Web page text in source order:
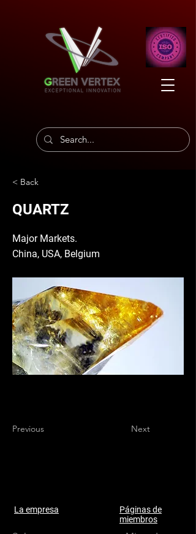
< Back
QUARTZ
Major Markets.
China, USA, Belgium
Previous Next
La empresa
Páginas de
miembros